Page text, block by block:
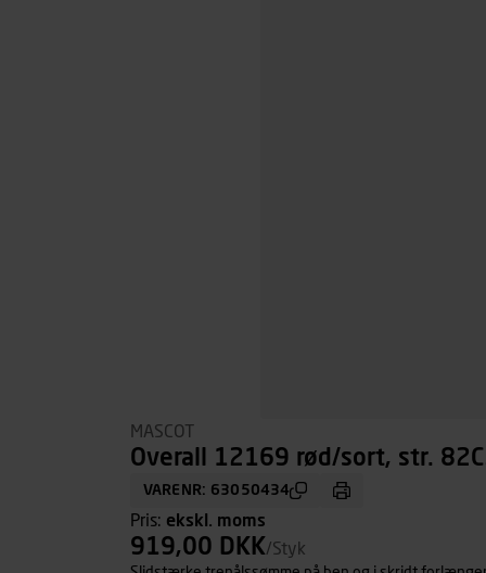
MASCOT
Overall 12169 rød/sort, str.
VARENR: 63050434
Pris: ekskl. moms
919,00 DKK/Styk